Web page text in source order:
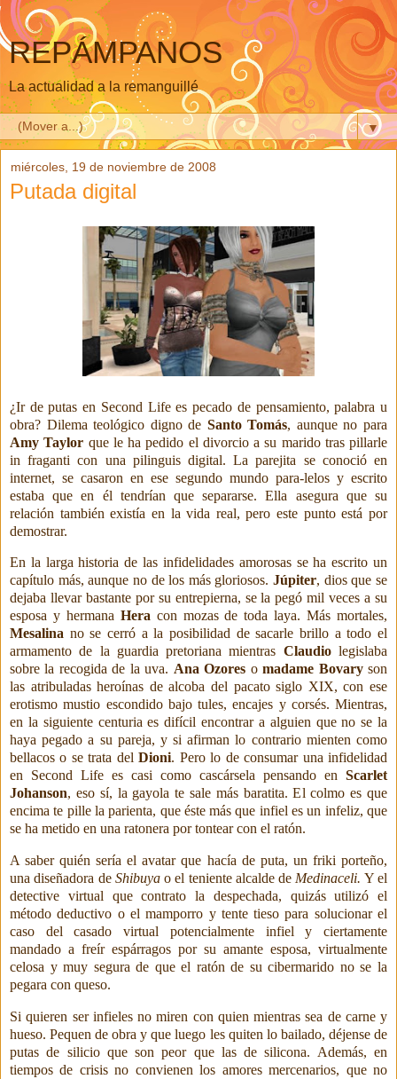
REPÁMPANOS
La actualidad a la remanguillé
▼
miércoles, 19 de noviembre de 2008
Putada digital
¿Ir de putas en Second Life es pecado de pensamiento, palabra u
obra? Dilema teológico digno de Santo Tomás, aunque no para
Amy Taylor que le ha pedido el divorcio a su marido tras pillarle
in fraganti con una pilinguis digital. La parejita se conoció en
internet, se casaron en ese segundo mundo para-lelos y escrito
estaba que en él tendrían que separarse. Ella asegura que su
relación también existía en la vida real, pero este punto está por
demostrar.
En la larga historia de las infidelidades amorosas se ha escrito un
capítulo más, aunque no de los más gloriosos.Júpiter, dios que se
dejaba llevar bastante por su entrepierna, se la pegó mil veces a su
esposa y hermana Heracon mozas de toda laya. Más mortales,
Mesalina no se cerró a la posibilidad de sacarle brillo a todo el
armamento de la guardia pretoriana mientras Claudiolegislaba
sobre la recogida de la uva. Ana Ozores omadame Bovaryson
las atribuladasheroínas de alcoba del pacato siglo XIX, con ese
erotismo mustio escondido bajo tules, encajes y corsés. Mientras,
en la siguiente centuria es difícil encontrar a alguien que no se la
haya pegado a su pareja, y si afirman lo contrario mienten como
bellacos o se trata delDioni. Pero lo de consumar una infidelidad
en Second Life es casi como cascársela pensando en Scarlet
Johanson, eso sí, la gayola te sale más baratita. El colmo es que
encima te pille la parienta, que éste más que infiel es un infeliz, que
se ha metido en una ratonera por tontear con el ratón.
A saber quién sería el avatar que hacía de puta, un friki porteño,
una diseñadora de Shibuyao el teniente alcalde de Medinaceli. Y el
detective virtual que contrato la despechada, quizás utilizó el
método deductivo o el mamporro y tente tieso para solucionar el
caso del casado virtual potencialmente infiel y ciertamente
mandado a freír espárragos por su amante esposa, virtualmente
celosa y muy segura de que el ratón de su cibermarido no se la
pegara con queso.
Si quieren ser infieles no miren con quien mientras sea de carne y
hueso. Pequen de obra y que luego les quiten lo bailado, déjense de
putas de silicio que son peor que las de silicona. Además, en
tiempos de crisis no convienen los amores mercenarios, que no